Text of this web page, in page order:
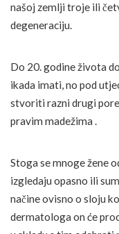
našoj zemlji troje ili
degeneraciju.
Do 20. godine života
ikada imati, no pod
stvoriti razni drugi
pravim madežima .
Stoga se mnoge žene
izgledaju opasno ili
načine ovisno o sloju
dermatologa on će